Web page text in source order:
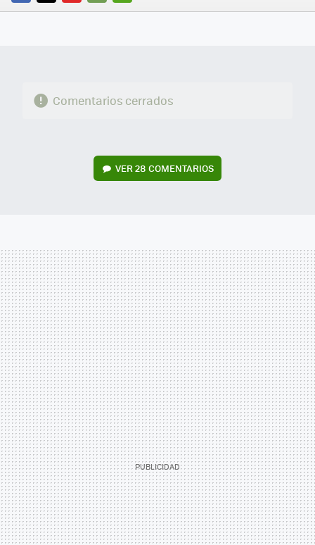
FACEBOOK
TWITTERFLIPBOARD
E-
WHATSAPP
Comentarios cerrados
VER 28 COMENTARIOS